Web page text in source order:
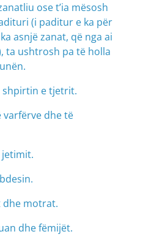
ose t’ia mësosh
(i paditur e ka për
asnjë zanat, që nga ai
ta ushtrosh pa të holla
shpirtin e tjetrit.
varfërve dhe të
jetimit.
dhe motrat.
dhe fëmijët.